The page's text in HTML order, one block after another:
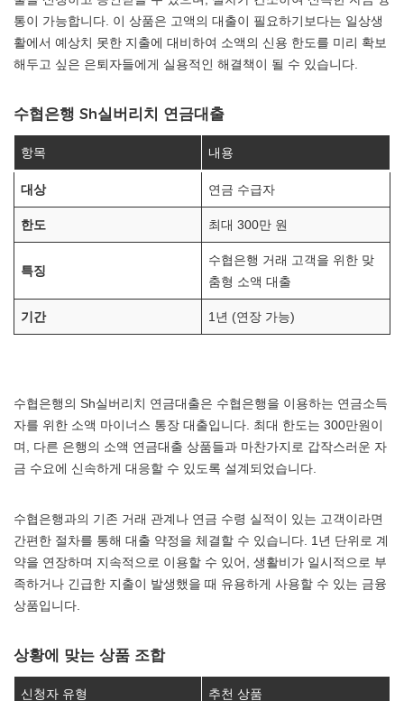
통이 가능합니다. 이 상품은 고액의 대출이 필요하기보다는 일상생
활에서 예상치 못한 지출에 대비하여 소액의 신용 한도를 미리 확보
해두고 싶은 은퇴자들에게 실용적인 해결책이 될 수 있습니다.
수협은행 Sh실버리치 연금대출
항목 내용
대상 연금 수급자
한도 최대 300만 원
특징
수협은행 거래 고객을 위한 맞
춤형 소액 대출
기간 1년 (연장 가능)
수협은행의 Sh실버리치 연금대출은 수협은행을 이용하는 연금소득
자를 위한 소액 마이너스 통장 대출입니다. 최대 한도는 300만원이
며, 다른 은행의 소액 연금대출 상품들과 마찬가지로 갑작스러운 자
금 수요에 신속하게 대응할 수 있도록 설계되었습니다.
수협은행과의 기존 거래 관계나 연금 수령 실적이 있는 고객이라면
간편한 절차를 통해 대출 약정을 체결할 수 있습니다. 1년 단위로 계
약을 연장하며 지속적으로 이용할 수 있어, 생활비가 일시적으로 부
족하거나 긴급한 지출이 발생했을 때 유용하게 사용할 수 있는 금융
상품입니다.
상황에 맞는 상품 조합
신청자 유형 추천 상품